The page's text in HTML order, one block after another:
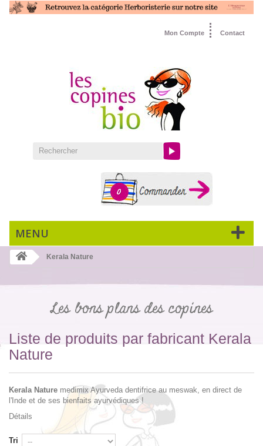
Contact
Mon Compte
0
MENU
Kerala Nature
Les bons plans des copines
Liste de produits par fabricant Kerala
Nature
Kerala Nature medimix Ayurveda dentifrice au meswak, en direct de
l'Inde et de ses bienfaits ayurvédiques !
Détails
Tri